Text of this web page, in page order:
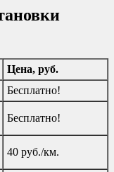
Цена, руб.
Бесплатно!
Бесплатно!
40 руб./км.